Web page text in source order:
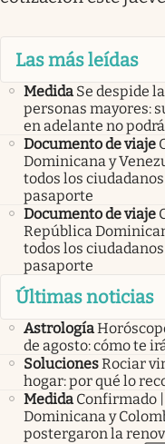
Las más leídas
Medida Se despide
personas mayores:
en adelante no
Documento de viaje
Dominicana y
todos los
pasaporte
Documento de viaje
República
todos los
pasaporte
Últimas noticias
Astrología
de agosto: cómo te
SolucionesRociar
hogar: por qué lo
Medida Confirmado
Dominicana y
postergaron la